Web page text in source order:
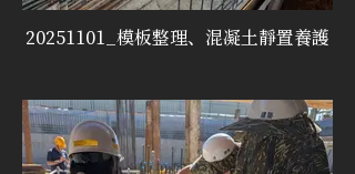
20251101_模板整理、混凝土靜置養護